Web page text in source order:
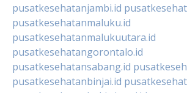
pusatkesehatanjambi.id
pusatkesehatanmaluku.id
pusatkesehatanmalukuutara.id
pusatkesehatangorontalo.id
pusatkesehatansabang.id
pusatkesehatanbinjai.id